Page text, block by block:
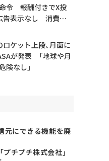
令 報酬付きでX投
告表示なし 消費者
ケット上段、月面に
が発表 「地球や月
険なし」
元にできる機能を廃
プチプチ株式会社」